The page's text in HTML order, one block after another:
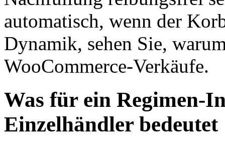
automatisch, wenn der
Dynamik, sehen Sie,
WooCommerce-Verkäufe.
Was für ein Regimen-
Einzelhändler bedeutet